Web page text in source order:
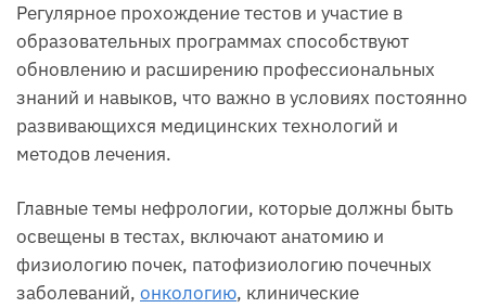
Регулярное прохождение тестов и участие в
образовательных программах способствуют
обновлению и расширению профессиональных
знаний и навыков, что важно в условиях постоянно
развивающихся медицинских технологий и
методов лечения.
Главные темы нефрологии, которые должны быть
освещены в тестах, включают анатомию и
физиологию почек, патофизиологию почечных
заболеваний, онкологию, клинические